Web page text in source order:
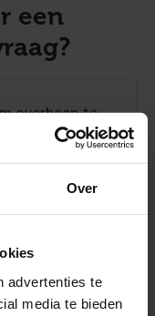
Over
advertenties te
media te bieden
een
overheen te
de komende